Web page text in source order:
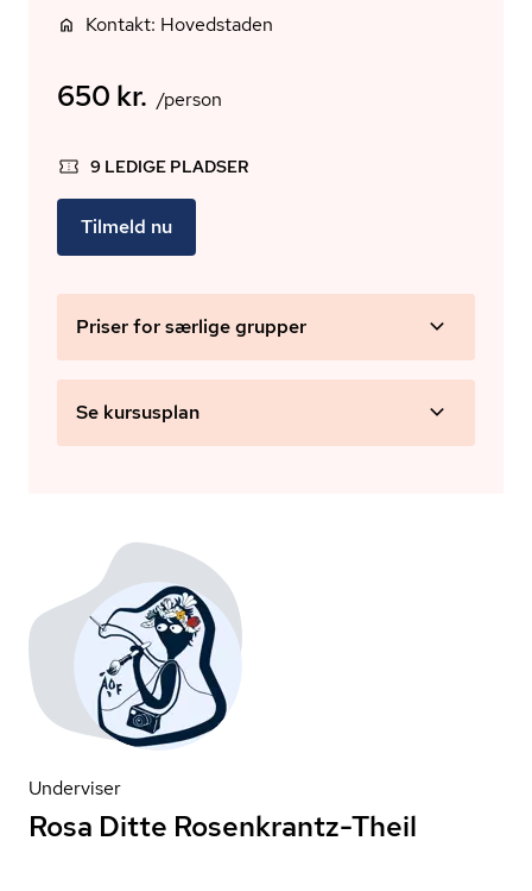
Kontakt: Hovedstaden
650 kr. /person
9 LEDIGE PLADSER
Tilmeld nu
Priser for særlige grupper
Se kursusplan
Underviser
Rosa Ditte Rosenkrantz-Theil